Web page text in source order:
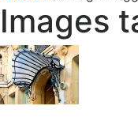
Images